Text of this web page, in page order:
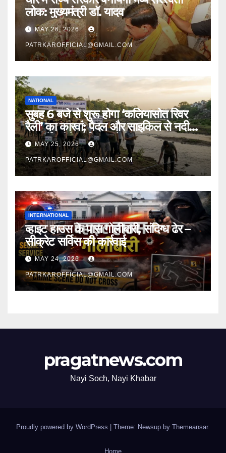
लोक: मुख्यमंत्री डॉ. यादव
MAY 26, 2026
PATRKAROFFICIAL@GMAIL.COM
NATIONAL
सुबह 6 बजे से शुरू होगा ‘कलियासोत रिवर
रैली’ का कारवां; पैदल और साइकिल से नदी
का सर्वे करेंगे पर्यावरण प्रेमी
MAY 25, 2026
PATRKAROFFICIAL@GMAIL.COM
INTERNATIONAL
व्हाइट हाउस के पास गोलीबारी, संदिग्ध ढेर –
सीक्रेट सर्विस की कार्रवाई
MAY 24, 2026
PATRKAROFFICIAL@GMAIL.COM
pragatnews.com
Nayi Soch, Nayi Khabar
Proudly powered by WordPress | Theme: Newsup by Themeansar.
Home